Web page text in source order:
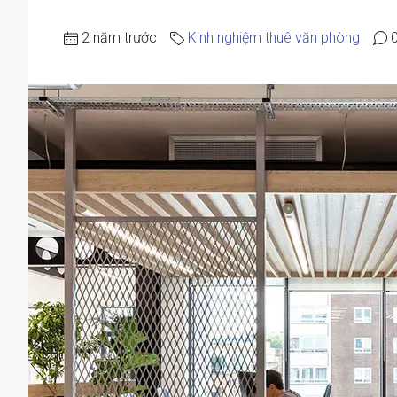
2 năm trước Kinh nghiệm thuê văn phòng